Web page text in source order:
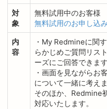
対
象
無料試用中のお客様
無料試用のお申し込
内
容
・My Redmineに関
らかじめご質問リス
ーズにご回答できます
・画面を見ながらお
について一緒に考え
そのほか、Redmine
対応いたします。